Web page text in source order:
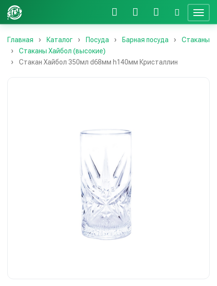
Главная Каталог Посуда Барная посуда
Стаканы
Стаканы Хайбол (высокие)
Стакан Хайбол 350мл d68мм h140мм Кристаллин